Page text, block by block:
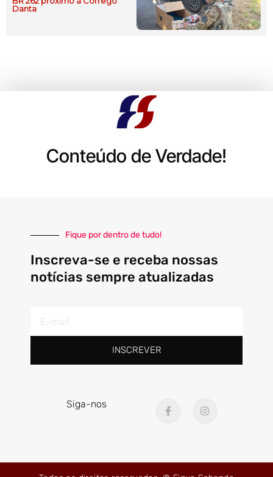
Danta
Conteúdo de Verdade!
Fique por dentro de tudo!
Inscreva-se e receba nossas
notícias sempre atualizadas
mail
INSCREVER
Siga-nos
a
o
n
r